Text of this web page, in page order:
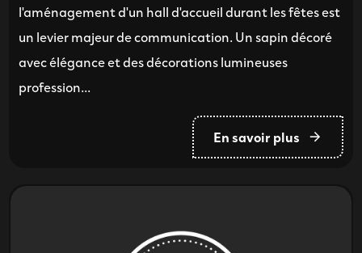
l'aménagement d'un hall d'accueil durant les fêtes est
un levier majeur de communication. Un sapin décoré
avec élégance et des décorations lumineuses
profession...
En savoir plus